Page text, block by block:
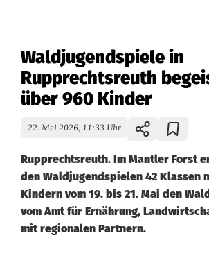
Waldjugendspiele in
Rupprechtsreuth
über 960 Kinder
22. Mai 2026, 11:33 Uhr
Rupprechtsreuth. Im Mantler Forst
den Waldjugendspielen 42 Klassen
Kindern vom 19. bis 21. Mai den
vom Amt für Ernährung,
mit regionalen Partnern.